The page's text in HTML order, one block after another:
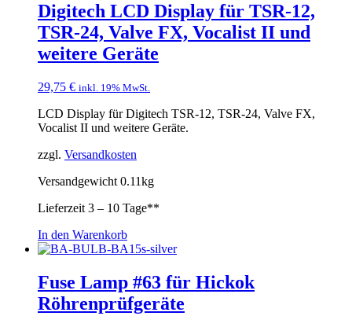
Digitech LCD Display für TSR-12,
TSR-24, Valve FX, Vocalist II und
weitere Geräte
29,75 € inkl. 19% MwSt.
LCD Display für Digitech TSR-12, TSR-24, Valve FX,
Vocalist II und weitere Geräte.
zzgl. Versandkosten
Versandgewicht 0.11kg
Lieferzeit 3 – 10 Tage**
In den Warenkorb
Fuse Lamp #63 für Hickok
Röhrenprüfgeräte